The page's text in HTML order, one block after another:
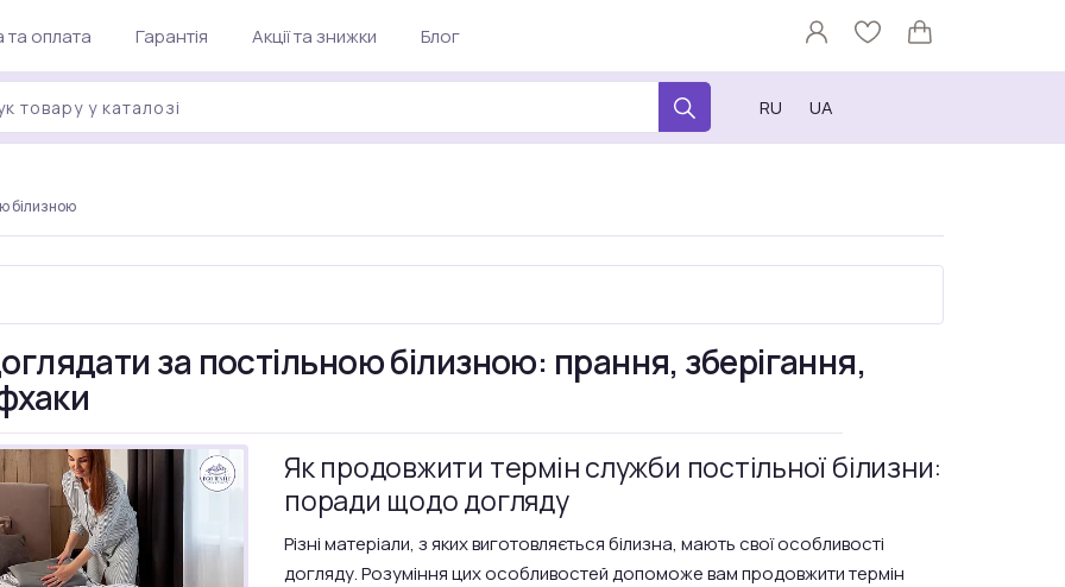
та оплата Гарантія Акції та знижки Блог
RU UA
білизною
за постільною білизною: прання, зберігання,
Як продовжити термін служби постільної білизни:
поради щодо догляду
Різні матеріали, з яких виготовляється білизна, мають свої особливості
догляду. Розуміння цих особливостей допоможе вам продовжити термін